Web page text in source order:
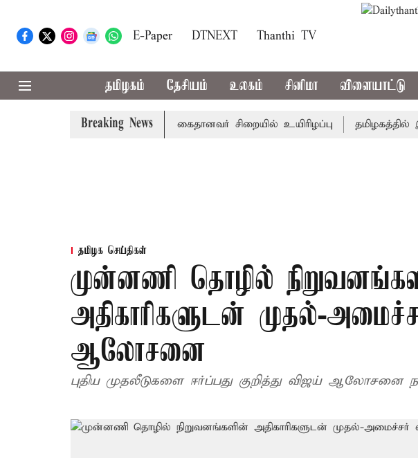
E-Paper DTNEXT Thanthi TV
தமிழகம் தேசியம் உலகம் சினிமா விளையாட்டு
Breaking News
பழனி கோவில் நில மோசடி: கைதானவர் சிறையில் உயிரிழப்பு தமிழகத்தில்
தமிழக செய்திகள்
முன்னணி தொழில்
அதிகாரிகளுடன் முதல்-
ஆலோசனை
புதிய முதலீடுகளை ஈர்ப்பது குறித்து விஜய் ஆலோசனை